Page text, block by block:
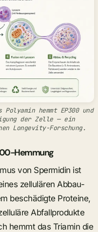
hemmt EP300 und
der Zelle — ein
Longevity-Forschung.
Hemmung
von Spermidin ist
zellulären Abbau-
beschädigte Proteine,
Abfallprodukte
hemmt das Triamin die